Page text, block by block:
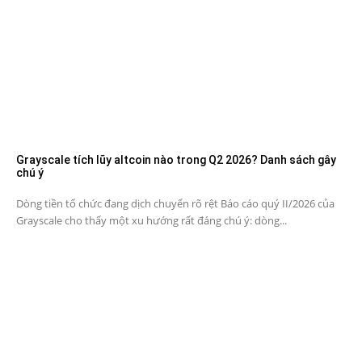
Grayscale tích lũy altcoin nào trong Q2 2026? Danh sách gây
chú ý
Dòng tiền tổ chức đang dịch chuyển rõ rệt Báo cáo quý II/2026 của
Grayscale cho thấy một xu hướng rất đáng chú ý: dòng...